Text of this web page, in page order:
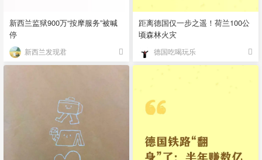
新西兰监狱900万“按摩服务”被喊
停
新西兰发现君
距离德国仅一步之遥！荷兰100公
顷森林火灾
德国吃喝玩乐